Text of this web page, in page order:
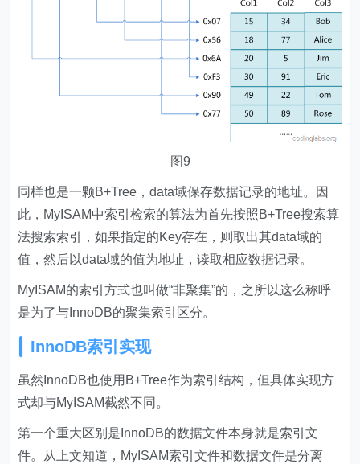
图9
同样也是一颗B+Tree，data域保存数据记录的地址。因
此，MyISAM中索引检索的算法为首先按照B+Tree搜索算
法搜索索引，如果指定的Key存在，则取出其data域的
值，然后以data域的值为地址，读取相应数据记录。
MyISAM的索引方式也叫做“非聚集”的，之所以这么称呼
是为了与InnoDB的聚集索引区分。
InnoDB索引实现
虽然InnoDB也使用B+Tree作为索引结构，但具体实现方
式却与MyISAM截然不同。
第一个重大区别是InnoDB的数据文件本身就是索引文
件。从上文知道，MyISAM索引文件和数据文件是分离